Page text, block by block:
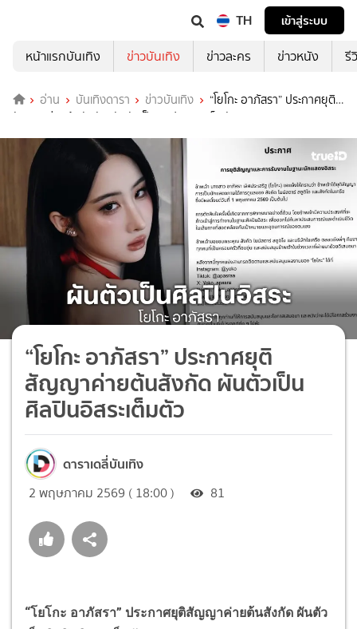
TH
เข้าสู่ระบบ
หน้าแรกบันเทิง
ข่าวบันเทิง ข่าวละคร ข่าวหนัง รี
อ่าน บันเทิงดารา ข่าวบันเทิง
“โยโกะ อาภัสรา” ประกาศยุติ
สัญญาค่ายต้นสังกัด ผันตัวเป็นศิลปินอิสระเต็มตัว
“โยโกะ อาภัสรา” ประกาศยุติ
สัญญาค่ายต้นสังกัด ผันตัวเป็น
ศิลปินอิสระเต็มตัว
ดาราเดลี่บันเทิง
2 พฤษภาคม 2569 ( 18:00 ) 81
“โยโกะ อาภัสรา” ประกาศยุติสัญญาค่ายต้นสังกัด ผันตัว